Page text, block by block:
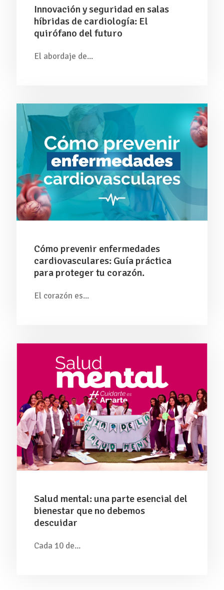
Innovación y seguridad en salas
híbridas de cardiología: El
quirófano del futuro
El abordaje de...
Cómo prevenir enfermedades
cardiovasculares: Guía práctica
para proteger tu corazón.
El corazón es...
Salud mental: una parte esencial del
bienestar que no debemos
descuidar
Cada 10 de...